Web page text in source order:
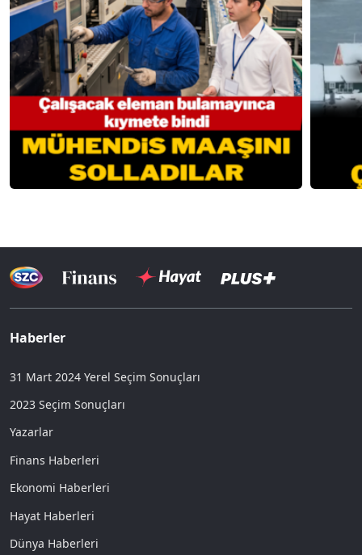
Haberler
31 Mart 2024 Yerel Seçim Sonuçları
2023 Seçim Sonuçları
Yazarlar
Finans Haberleri
Ekonomi Haberleri
Hayat Haberleri
Dünya Haberleri